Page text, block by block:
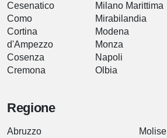
Cesenatico
Como
Cortina
d'Ampezzo
Cosenza
Cremona
Milano Marittima
Mirabilandia
Modena
Monza
Napoli
Olbia
Regione
Abruzzo
Molise